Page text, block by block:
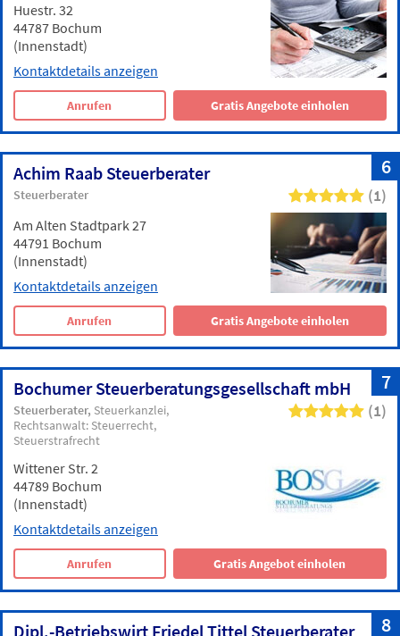
Huestr. 32
44787 Bochum
(Innenstadt)
Kontaktdetails anzeigen
Anrufen Gratis Angebote einholen
6
Achim Raab Steuerberater
Steuerberater (1)
Am Alten Stadtpark 27
44791 Bochum
(Innenstadt)
Kontaktdetails anzeigen
Anrufen Gratis Angebote einholen
7
Bochumer Steuerberatungsgesellschaft mbH
Steuerberater Steuerkanzlei
Rechtsanwalt: Steuerrecht
Steuerstrafrecht
(1)
Wittener Str. 2
44789 Bochum
(Innenstadt)
Kontaktdetails anzeigen
Anrufen Gratis Angebot einholen
8
Dipl.-Betriebswirt Friedel Tittel Steuerberater